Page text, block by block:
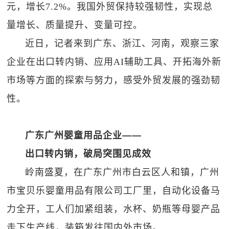
元，增长7.2%。我国外贸保持较强韧性，实现总
量增长、质量提升、变量可控。
近日，记者来到广东、浙江、河南，观察三家
企业在出口转内销、应用AI辅助工具、开拓海外新
市场等方面的探索与努力，感受外贸发展的强劲韧
性。
广东广州婴童用品企业——
出口转内销，破局突围见成效
岭南盛夏，在广东广州市白云区人和镇，广州
市宝贝乐婴童用品有限公司工厂里，自动化设备马
力全开，工人们加紧组装，水杯、奶瓶等母婴产品